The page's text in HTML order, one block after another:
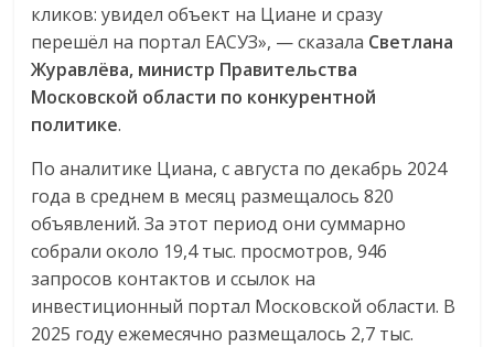
кликов: увидел объект на Циане и сразу
перешёл на портал ЕАСУЗ», — сказала Светлана
Журавлёва, министр Правительства
Московской области по конкурентной
политике.
По аналитике Циана, c августа по декабрь 2024
года в среднем в месяц размещалось 820
объявлений. За этот период они суммарно
собрали около 19,4 тыс. просмотров, 946
запросов контактов и ссылок на
инвестиционный портал Московской области. В
2025 году ежемесячно размещалось 2,7 тыс.